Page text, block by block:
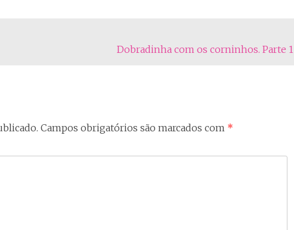
Dobradinha com os corninhos. Parte 1
Campos obrigatórios são marcados com *